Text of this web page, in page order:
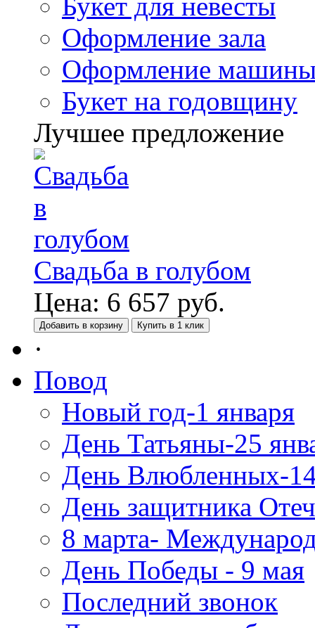
Оформление зала
Оформление
Букет на годовщину
Лучшее предложение
Свадьба в голубом
Цена: 6 657 руб.
Добавить в корзину Купить в 1 клик
·
Повод
Новый год-1 января
День Татьяны-25
День Влюбленных-
День защитника
8 марта-
День Победы - 9 мая
Последний звонок